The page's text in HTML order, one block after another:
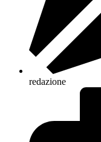
redazione